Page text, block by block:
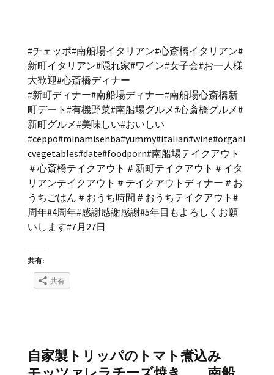
#チェッポ#南船場イタリアン#心斎橋イタリアン#
新町イタリアン#隠れ家#ワイン#女子会#お一人様
大歓迎#心斎橋ディナー
#新町ディナー#南船場ディナー#南船場心斎橋新
町デート#有機野菜#南船場グルメ#心斎橋グルメ#
新町グルメ#美味しい#おいしい
#ceppo#minamisenba#yummy#italian#wine#organi
cvegetables#date#foodporn#南船場テイクアウト
＃心斎橋テイクアウト＃新町テイクアウト＃イタ
リアンテイクアウト＃テイクアウトディナー＃お
うちごはん＃おうち時間＃おうちテイクアウト#
周年#4周年#感謝感謝感謝#5年目もよろしくお願
いします#7月27日
共有:
共有
自家製トリッパのトマト煮込み